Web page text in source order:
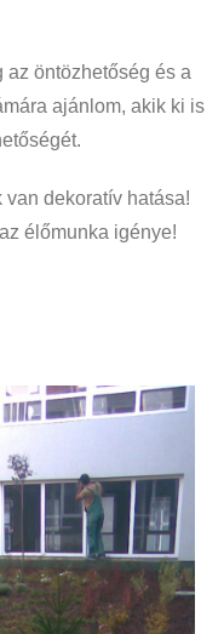
az öntözhetőség és a
ajánlom, akik ki is
van dekoratív hatása!
élőmunka igénye!